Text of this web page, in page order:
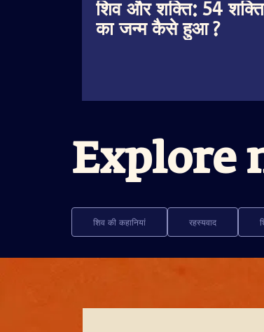
शिव और शक्ति: 54
का जन्म कैसे हुआ ?
Explore
शिव की कहानियां रहस्यवाद